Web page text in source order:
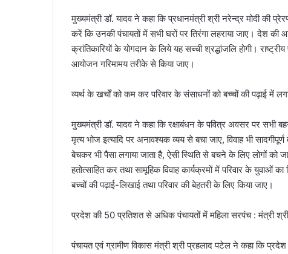
मुख्यमंत्री डॉ. यादव ने कहा कि प्रधानमंत्री श्री नरेन्द्र मोदी की
करें कि उनकी पंचायतों में सभी घरों पर तिरंगा लहराया जाए। देश की
क्रांतिकारियों के योगदान के लिये यह सच्ची श्रद्धांजलि होगी।
आयोजन गरिमामय तरीके से किया जाए।
व्यर्थ के खर्चों को कम कर परिवार के संसाधनों को बच्चों की पढ़ाई में
मुख्यमंत्री डॉ. यादव ने कहा कि रक्षाबंधन के पवित्र अवसर पर सभी
मृत्य भोज इत्यादि पर अनावश्यक व्यय से बचा जाए, विवाह भी
बेचकर भी पैसा लगाया जाता है, ऐसी स्थिति से बचने के लिए लोगों
हतोत्साहित कर तथा सामूहिक विवाह कार्यक्रमों में परिवार के युवाओं
बच्चों की पढ़ाई-लिखाई तथा परिवार की बेहतरी के लिए किया जाए।
प्रदेश की 50 प्रतिशत से अधिक पंचायतों में महिला सरपंच : मंत्री
पंचायत एवं ग्रामीण विकास मंत्री श्री प्रहलाद पटेल ने कहा कि